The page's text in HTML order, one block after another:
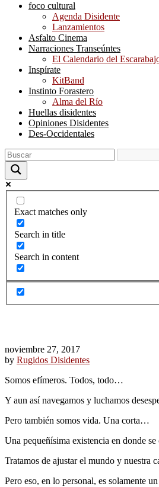
foco cultural
Agenda Disidente
Lanzamientos
Asfalto Cinema
Narraciones Transeúntes
El Calendario del
Inspírate
KitBand
Instinto Forastero
Alma del Río
Huellas disidentes
Opiniones Disidentes
Des-Occidentales
Exact matches only
Search in title
Search in content
noviembre 27, 2017
by Rugidos Disidentes
Somos efímeros. Todos, todo…
Y aun así navegamos y luchamos
Pero también somos vida. Una corta…
Una pequeñísima existencia en donde
Tratamos de ajustar el mundo y nuestra
Pero eso, en lo personal, es solamente